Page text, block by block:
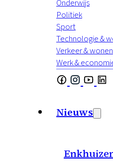
Onderwijs
Politiek
Sport
Technologie &
Verkeer & wonen
Werk &
Nieuws